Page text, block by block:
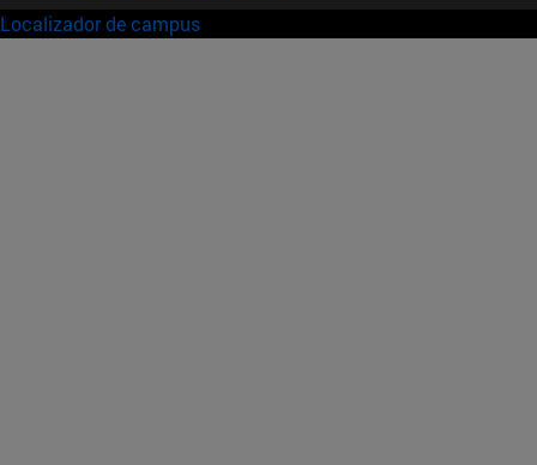
Localizador de campus